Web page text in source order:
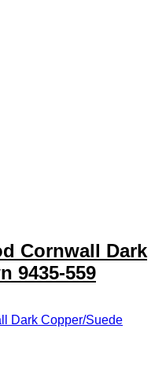
Cornwall Dark
9435-559